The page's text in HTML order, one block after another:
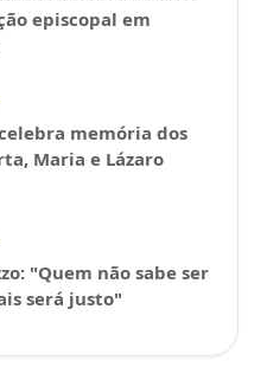
episcopal em
memória dos
Maria e Lázaro
"Quem não sabe ser
será justo"